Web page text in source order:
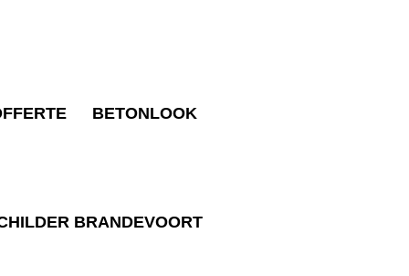
BETONLOOK
BRANDEVOORT